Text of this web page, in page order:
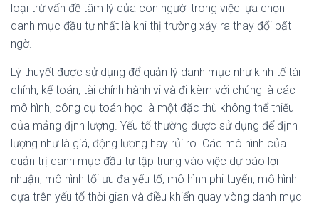
loại trừ vấn đề tâm lý của con người trong việc lựa chọn
danh mục đầu tư nhất là khi thị trường xảy ra thay đổi bất
ngờ.
Lý thuyết được sử dụng để quản lý danh mục như kinh tế tài
chính, kế toán, tài chính hành vi và đi kèm với chúng là các
mô hình, công cụ toán học là một đặc thù không thể thiếu
của mảng định lượng. Yếu tố thường được sử dụng để định
lượng như là giá, động lượng hay rủi ro. Các mô hình của
quản trị danh mục đầu tư tập trung vào việc dự báo lợi
nhuận, mô hình tối ưu đa yếu tố, mô hình phi tuyến, mô hình
dựa trên yếu tố thời gian và điều khiển quay vòng danh mục